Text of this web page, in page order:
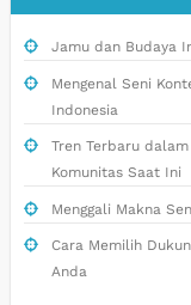
Jamu dan Budaya
Mengenal Seni
Indonesia
Tren Terbaru
Komunitas Saat Ini
Menggali Makna
Cara Memilih
Anda